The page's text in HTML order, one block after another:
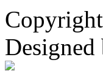
Designed